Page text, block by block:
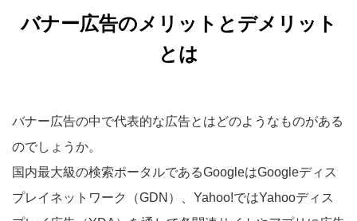
バナー広告のメリットとデメリット
とは
バナー広告の中で代表的な広告とはどのようなものがある
のでしょうか。
国内最大級の検索ポータルであるGoogleはGoogleディス
プレイネットワーク（GDN）、Yahoo!ではYahooディス